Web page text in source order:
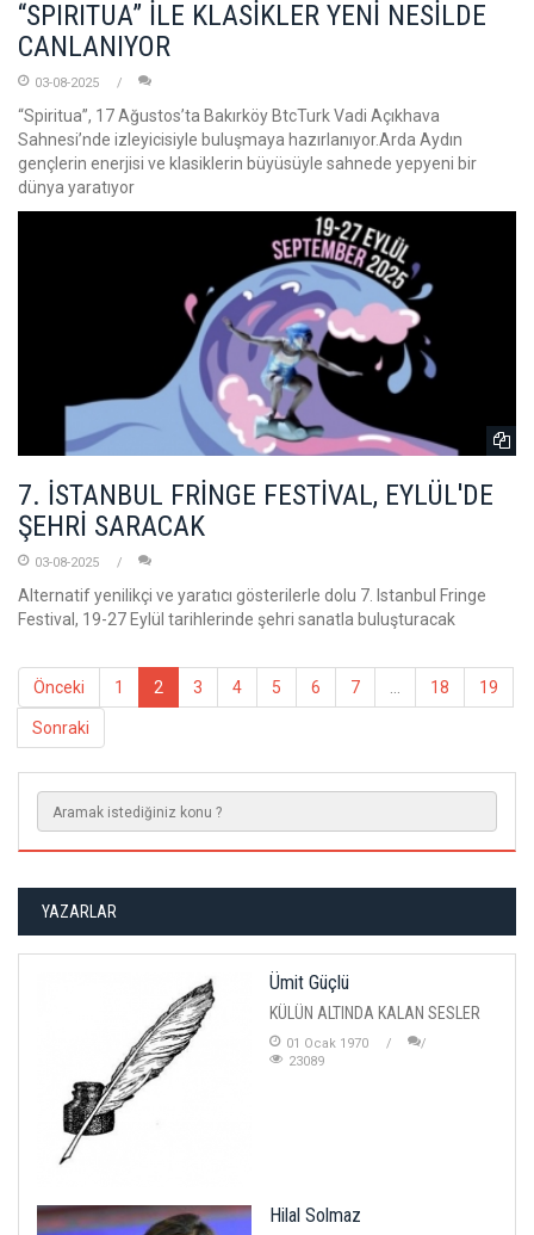
“SPIRITUA” İLE KLASİKLER YENİ NESİLDE
CANLANIYOR
03-08-2025
“Spiritua”, 17 Ağustos’ta Bakırköy BtcTurk Vadi Açıkhava
Sahnesi’nde izleyicisiyle buluşmaya hazırlanıyor.Arda Aydın
gençlerin enerjisi ve klasiklerin büyüsüyle sahnede yepyeni bir
dünya yaratıyor
7. İSTANBUL FRİNGE FESTİVAL, EYLÜL'DE
ŞEHRİ SARACAK
03-08-2025
Alternatif yenilikçi ve yaratıcı gösterilerle dolu 7. Istanbul Fringe
Festival, 19-27 Eylül tarihlerinde şehri sanatla buluşturacak
Önceki 1 2 3 4 5 6 7 ... 18 19
Sonraki
YAZARLAR
Ümit Güçlü
KÜLÜN ALTINDA KALAN SESLER
01 Ocak 1970
23089
Hilal Solmaz